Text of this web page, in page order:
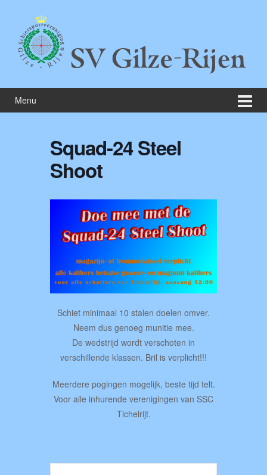
content
menu
Menu
Squad-24 Steel
Shoot
Schiet minimaal 10 stalen doelen omver.
Neem dus genoeg munitie mee.
De wedstrijd wordt verschoten in
verschillende klassen. Bril is verplicht!!!
Meerdere pogingen mogelijk, beste tijd telt.
Voor alle inhurende verenigingen van SSC
Tichelrijt.